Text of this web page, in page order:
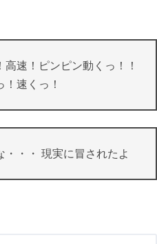
速！ピンピン動くっ！！
速くっ！
・・・ 現実に冒されたよ